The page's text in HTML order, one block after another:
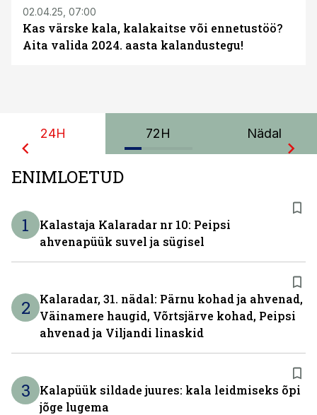
02.04.25, 07:00
Kas värske kala, kalakaitse või ennetustöö?
Aita valida 2024. aasta kalandustegu!
24H 72H Nädal
ENIMLOETUD
1
Kalastaja Kalaradar nr 10: Peipsi
ahvenapüük suvel ja sügisel
2
Kalaradar, 31. nädal: Pärnu kohad ja ahvenad,
Väinamere haugid, Võrtsjärve kohad, Peipsi
ahvenad ja Viljandi linaskid
3
Kalapüük sildade juures: kala leidmiseks õpi
jõge lugema